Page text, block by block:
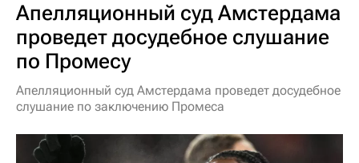
Апелляционный суд Амстердама
проведет досудебное слушание
по Промесу
Апелляционный суд Амстердама проведет досудебное
слушание по заключению Промеса